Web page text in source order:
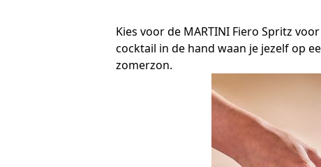
Kies voor de MARTINI Fiero Spritz
cocktail in de hand waan je jezelf op
zomerzon.